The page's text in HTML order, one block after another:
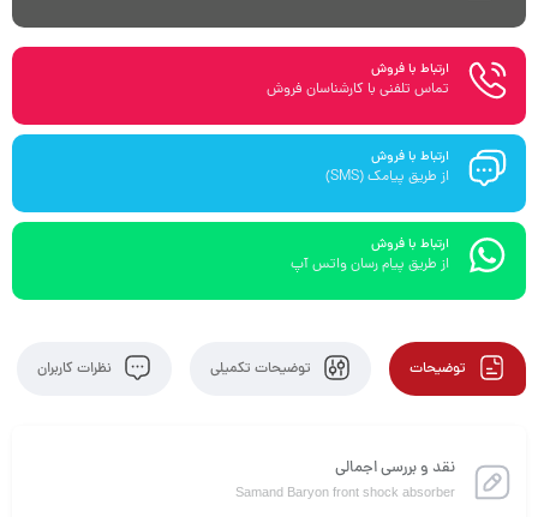
ارتباط با فروش
تماس تلفنی با کارشناسان فروش
ارتباط با فروش
از طریق پیامک (SMS)
ارتباط با فروش
از طریق پیام رسان واتس آپ
توضیحات توضیحات تکمیلی نظرات کاربران
نقد و بررسی اجمالی
Samand Baryon front shock absorber